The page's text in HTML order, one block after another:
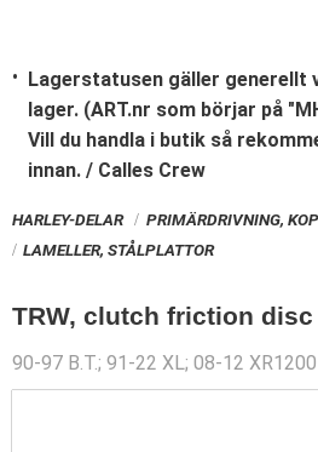
Lagerstatusen gäller generellt
lager. (ART.nr som börjar på
Vill du handla i butik så
innan. / Calles Crew
HARLEY-DELAR PRIMÄRDRIVNING,
LAMELLER, STÅLPLATTOR
TRW, clutch friction
90-97 B.T.; 91-22 XL; 08-12 XR1200